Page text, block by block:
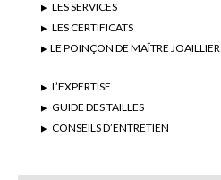
LES SERVICES
LES CERTIFICATS
LE POINÇON DE MAÎTRE JOAILLIER
L’EXPERTISE
GUIDE DES TAILLES
CONSEILS D’ENTRETIEN